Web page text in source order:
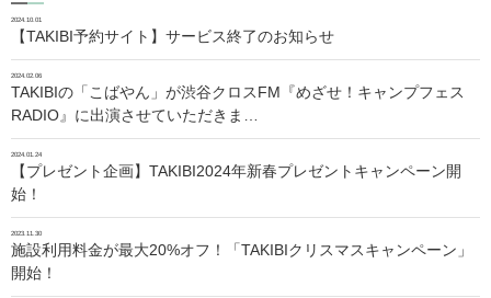
2024.10.01
【TAKIBI予約サイト】サービス終了のお知らせ
2024.02.06
TAKIBIの「こばやん」が渋谷クロスFM『めざせ！キャンプフェス
RADIO』に出演させていただきま…
2024.01.24
【プレゼント企画】TAKIBI2024年新春プレゼントキャンペーン開
始！
2023.11.30
施設利用料金が最大20%オフ！「TAKIBIクリスマスキャンペーン」
開始！